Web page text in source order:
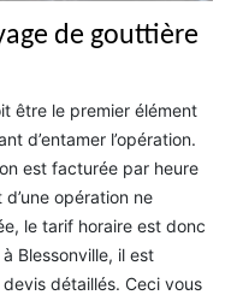
de gouttière
être le premier élément
d’entamer l’opération.
est facturée par heure
opération ne
le tarif horaire est donc
Blessonville, il est
détaillés. Ceci vous